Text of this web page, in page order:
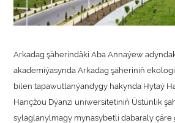
Arkadag şäherindäki Aba Annaýew
akademiýasynda Arkadag şäheriniň
bilen tapawutlanýandygy hakynda Hytaý
Hançžou Dýanzi uniwersitetiniň Üstünlik
sylaglanylmagy mynasybetli dabaraly